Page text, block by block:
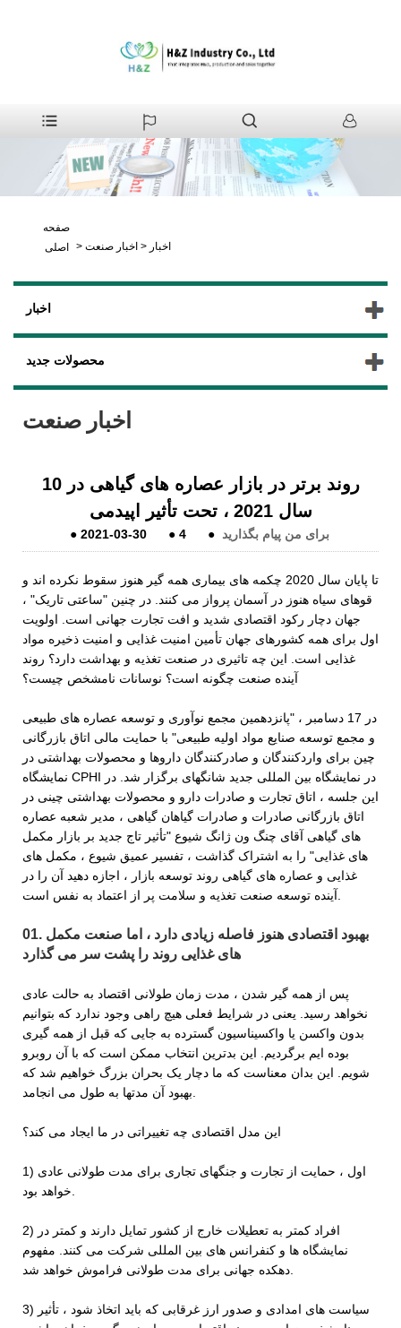
صفحه
اصلی
> اخبار > اخبار صنعت
اخبار
محصولات جدید
اخبار صنعت
10 روند برتر در بازار عصاره های گیاهی در
سال 2021 ، تحت تأثیر اپیدمی
●2021-03-30 ●4 ● برای من پیام بگذارید
تا پایان سال 2020 چکمه های بیماری همه گیر هنوز سقوط نکرده اند و
قوهای سیاه هنوز در آسمان پرواز می کنند. در چنین "ساعتی تاریک" ،
جهان دچار رکود اقتصادی شدید و افت تجارت جهانی است. اولویت
اول برای همه کشورهای جهان تأمین امنیت غذایی و امنیت ذخیره مواد
غذایی است. این چه تاثیری در صنعت تغذیه و بهداشت دارد؟ روند
آینده صنعت چگونه است؟ نوسانات نامشخص چیست؟
در 17 دسامبر ، "پانزدهمین مجمع نوآوری و توسعه عصاره های طبیعی
و مجمع توسعه صنایع مواد اولیه طبیعی" با حمایت مالی اتاق بازرگانی
چین برای واردکنندگان و صادرکنندگان داروها و محصولات بهداشتی در
نمایشگاه CPHI در نمایشگاه بین المللی جدید شانگهای برگزار شد. در
این جلسه ، اتاق تجارت و صادرات دارو و محصولات بهداشتی چینی در
اتاق بازرگانی صادرات و صادرات گیاهان گیاهی ، مدیر شعبه عصاره
های گیاهی آقای چنگ ون ژانگ شیوع "تأثیر تاج جدید بر بازار مکمل
های غذایی" را به اشتراک گذاشت ، تفسیر عمیق شیوع ، مکمل های
غذایی و عصاره های گیاهی روند توسعه بازار ، اجازه دهید آن را در
آینده توسعه صنعت تغذیه و سلامت پر از اعتماد به نفس است.
01. بهبود اقتصادی هنوز فاصله زیادی دارد ، اما صنعت مکمل
های غذایی روند را پشت سر می گذارد
پس از همه گیر شدن ، مدت زمان طولانی اقتصاد به حالت عادی
نخواهد رسید. یعنی در شرایط فعلی هیچ راهی وجود ندارد که بتوانیم
بدون واکسن یا واکسیناسیون گسترده به جایی که قبل از همه گیری
بوده ایم برگردیم. این بدترین انتخاب ممکن است که با آن روبرو
شویم. این بدان معناست که ما دچار یک بحران بزرگ خواهیم شد که
بهبود آن مدتها به طول می انجامد.
این مدل اقتصادی چه تغییراتی در ما ایجاد می کند؟
1) اول ، حمایت از تجارت و جنگهای تجاری برای مدت طولانی عادی
خواهد بود.
2) افراد کمتر به تعطیلات خارج از کشور تمایل دارند و کمتر در
نمایشگاه ها و کنفرانس های بین المللی شرکت می کنند. مفهوم
دهکده جهانی برای مدت طولانی فراموش خواهد شد.
3) سیاست های امدادی و صدور ارز غرقابی که باید اتخاذ شود ، تأثیر